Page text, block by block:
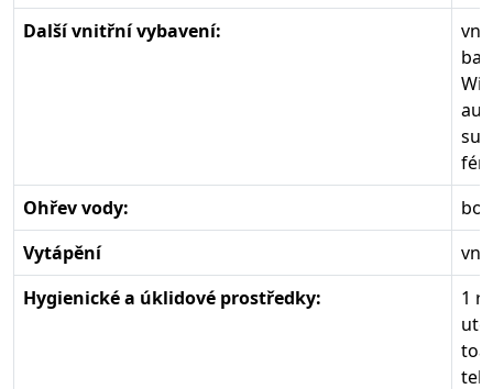
Další vnitřní vybavení:
fén
Ohřev vody:
Vytápění
Hygienické a úklidové prostředky:
1